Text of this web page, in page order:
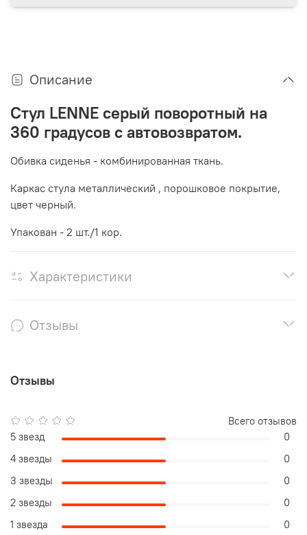
Описание
Стул LENNE серый поворотный на
360 градусов с автовозвратом.
Обивка сиденья - комбинированная ткань.
Каркас стула металлический , порошковое покрытие,
цвет черный.
Упакован - 2 шт./1 кор.
Характеристики
Отзывы
Отзывы
Всего отзывов
5 звезд
0
4 звезды
0
3 звезды
0
2 звезды
0
1 звезда
0